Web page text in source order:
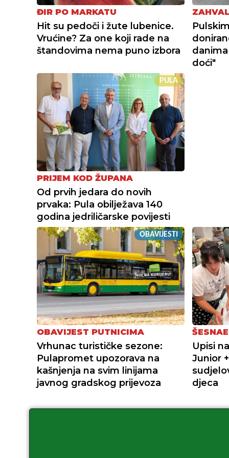
ĐIR PO MARKATU
Hit su pedoči i žute lubenice.
Vrućine? Za one koji rade na
štandovima nema puno izbora
doći"
PULA
PRIJEM KOD ŽUPANA
Od prvih jedara do novih
prvaka: Pula obilježava 140
godina jedriličarske povijesti
OBAVIJESTI
OBAVIJEST PUTNICIMA
Vrhunac turističke sezone:
Pulapromet upozorava na
kašnjenja na svim linijama
javnog gradskog prijevoza
Upisi
Junior
djeca